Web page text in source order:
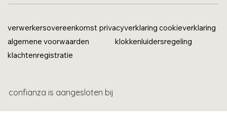
verwerkersovereenkomst privacyverklaring cookieverklaring
algemene voorwaarden
klokkenluidersregeling
klachtenregistratie
confianza is aangesloten bij